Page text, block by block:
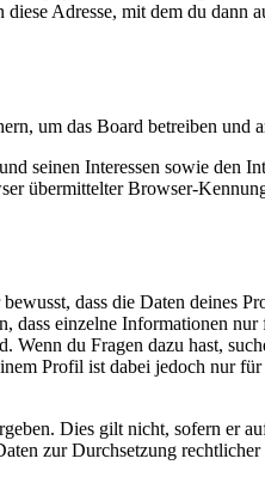
Adresse, mit dem du dann
um das Board betreiben und
seinen Interessen sowie den
übermittelter Browser-
dass die Daten deines
dass einzelne Informationen nur
Wenn du Fragen dazu hast,
Profil ist dabei jedoch nur
Dies gilt nicht, sofern er
zur Durchsetzung rechtlicher